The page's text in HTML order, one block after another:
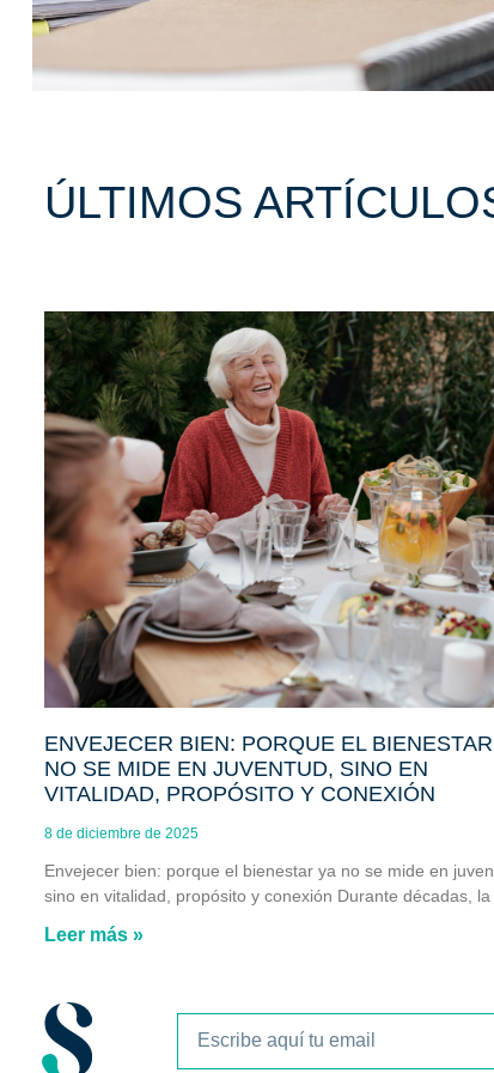
ÚLTIMOS
ENVEJECER BIEN: PORQUE EL
NO SE MIDE EN JUVENTUD, SINO EN
VITALIDAD, PROPÓSITO Y CONEXIÓN
8 de diciembre de 2025
Envejecer bien: porque el bienestar ya no se mide en
sino en vitalidad, propósito y conexión Durante décadas, la
Leer más »